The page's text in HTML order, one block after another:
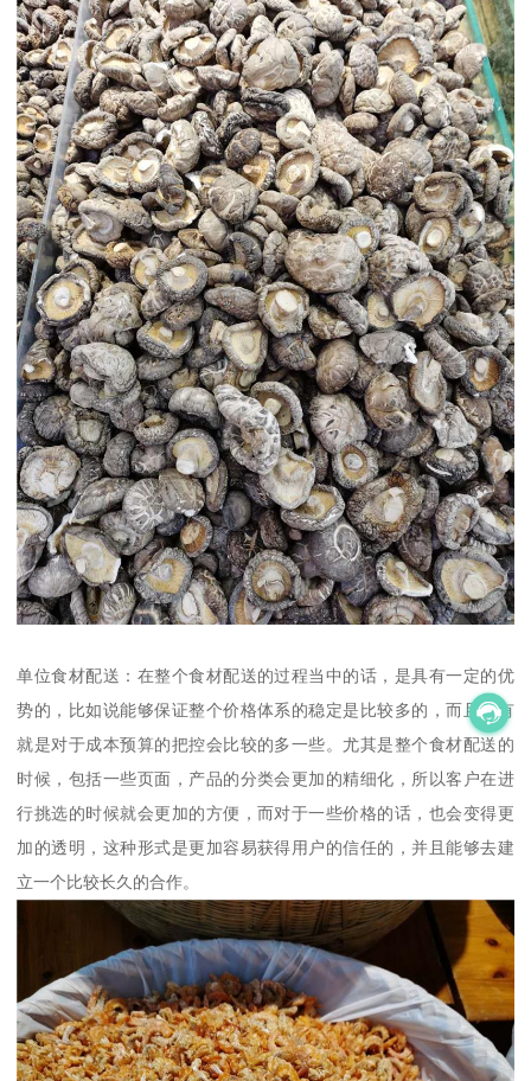
单位食材配送：在整个食材配送的过程当中的话，是具有一定的优
势的，比如说能够保证整个价格体系的稳定是比较多的，而且还有
就是对于成本预算的把控会比较的多一些。尤其是整个食材配送的
时候，包括一些页面，产品的分类会更加的精细化，所以客户在进
行挑选的时候就会更加的方便，而对于一些价格的话，也会变得更
加的透明，这种形式是更加容易获得用户的信任的，并且能够去建
立一个比较长久的合作。